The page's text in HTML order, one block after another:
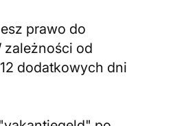
prawo do
zależności od
dodatkowych dni